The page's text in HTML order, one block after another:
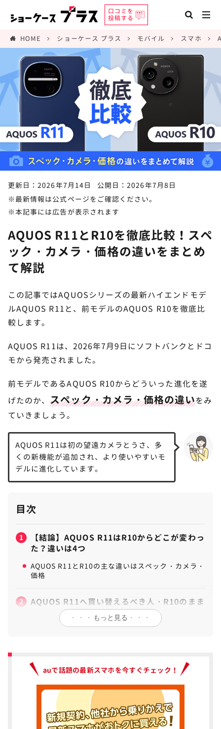
口コミを
投稿する
HOME ショーケース プラス モバイル スマホ
更新日：2026年7月14日
公開日：2026年7月8日
※最新情報は公式ページをご確認ください。
※本記事には広告が表示されます
AQUOS R11とR10を徹底比較！スペ
ック・カメラ・価格の違いをまとめ
て解説
この記事ではAQUOSシリーズの最新ハイエンドモデ
ルAQUOS R11と、前モデルのAQUOS R10を徹底比
較します。
AQUOS R11は、2026年7月9日にソフトバンクとドコ
モから発売されました。
前モデルであるAQUOS R10からどういった進化を遂
げたのか、スペック・カメラ・価格の違いをみ
ていきましょう。
AQUOS R11は初の望遠カメラとうさ、多
くの新機能が追加され、より使いやすいモ
デルに進化しています。
目次
1
【結論】AQUOS R11はR10からどこが変わっ
た？違いは4つ
AQUOS R11とR10の主な違いはスペック・カメラ・
価格
2
AQUOS R11へ買い替えるべき人・R10のまま
でいい人
AQUOS R11はSoCが「Snapdragon 8s Gen 4」に
進化
AQUOS R11はディスプレイの輝度が3,600nitにア
ップ
AQUOS R11はバッテリー容量が5,100mAhに増加
・・・ もっと見る ・・・
auで話題の最新スマホを今すぐチェック！